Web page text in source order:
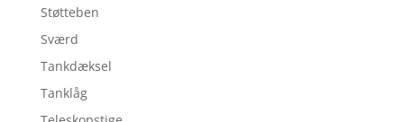
Støtteben
Sværd
Tankdæksel
Tanklåg